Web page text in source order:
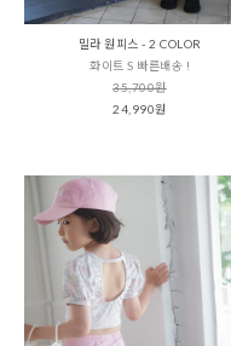
밀라 원피스 - 2 COLOR
화이트 S 빠른배송 !
35,700원
24,990원